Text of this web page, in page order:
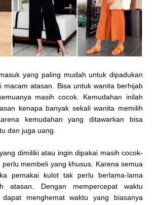
yang paling mudah untuk dipadukan
macam atasan. Bisa untuk wanita berhijab
masih cocok. Kemudahan inilah
kenapa banyak sekali wanita memilih
kemudahan yang ditawarkan bisa
dan juga uang.
dimiliki atau ingin dipakai masih cocok-
membeli yang khusus. Karena semua
pemakai kulot tak perlu berlama-lama
atasan. Dengan mempercepat waktu
menghemat waktu yang biasanya